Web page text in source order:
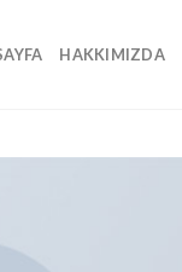
HAKKIMIZDA